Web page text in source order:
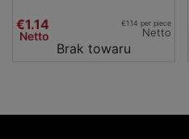
€1.14
Netto
€1.14 per piece
Netto
Brak towaru